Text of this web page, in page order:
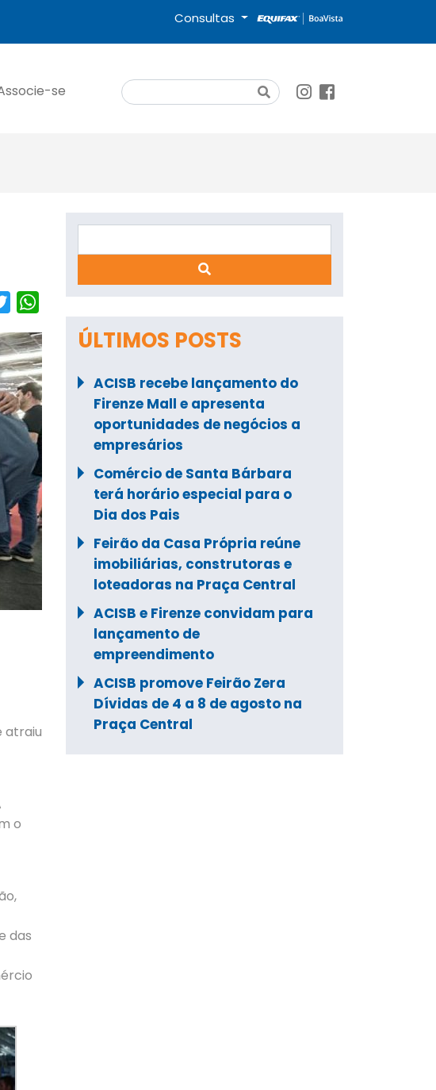
Consultas
se Search
TwitterWhatsApp
atraiu
o
das
ÚLTIMOS POSTS
ACISB recebe lançamento do
Firenze Mall e apresenta
oportunidades de negócios a
empresários
Comércio de Santa Bárbara
terá horário especial para o
Dia dos Pais
Feirão da Casa Própria reúne
imobiliárias, construtoras e
loteadoras na Praça Central
ACISB e Firenze convidam para
lançamento de
empreendimento
ACISB promove Feirão Zera
Dívidas de 4 a 8 de agosto na
Praça Central